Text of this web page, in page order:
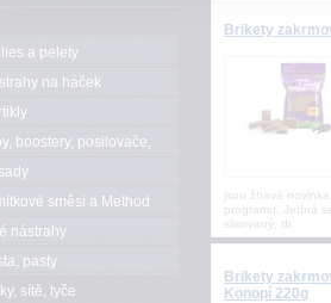
Brikety
jsou žhavá
programu. Jedná
slisovaný, dr
Brikety
Konopí 220g
a pelety
na háček
boostery, posilovače,
směsi a Method
nástrahy
pasty
sítě, tyče